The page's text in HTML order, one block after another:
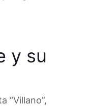
y su
“Villano”,